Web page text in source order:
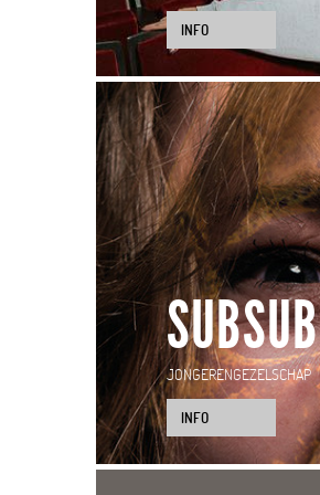
INFO
SUBSUB
JONGERENGEZELSCHAP
INFO